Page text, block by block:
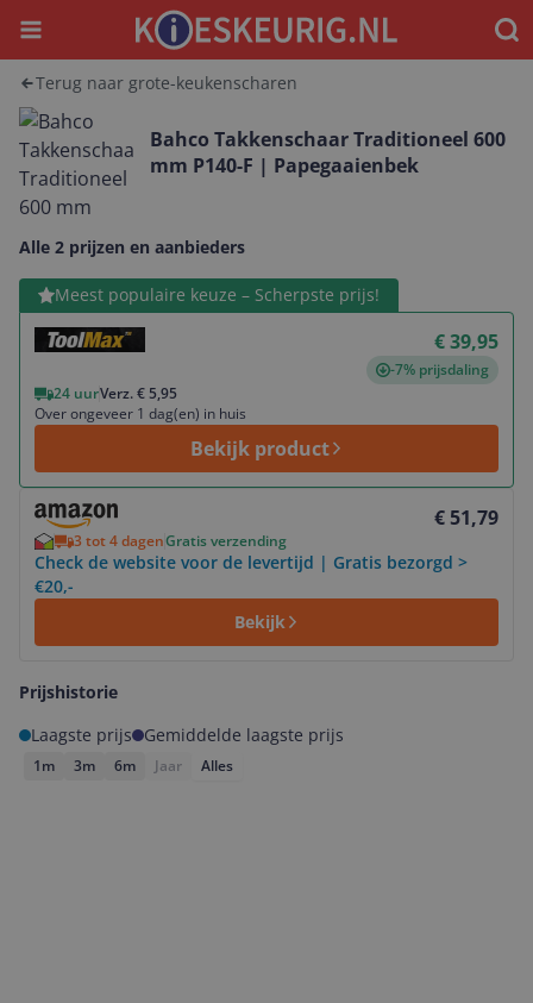
Menu
Terug naar grote-keukenscharen
Bahco Takkenschaar Traditioneel 600
mm P140-F | Papegaaienbek
Alle 2 prijzen en aanbieders
Meest populaire keuze – Scherpste prijs!
€ 39,95
-7% prijsdaling
24 uurVerz. € 5,95
Over ongeveer 1 dag(en) in huis
Bekijk product
Bekijk product
€ 51,79
3 tot 4 dagenGratis verzending
Check de website voor de levertijd | Gratis bezorgd >
€20,-
Bekijk
Bekijk product
Prijshistorie
Laagste prijs
Gemiddelde laagste prijs
1m 3m 6m Jaar Alles